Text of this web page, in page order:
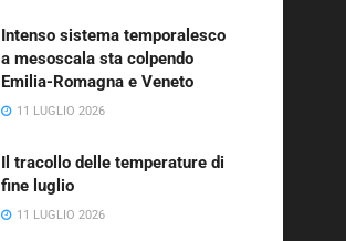
Intenso sistema temporalesco
a mesoscala sta colpendo
Emilia-Romagna e Veneto
11 LUGLIO 2026
Il tracollo delle temperature di
fine luglio
11 LUGLIO 2026